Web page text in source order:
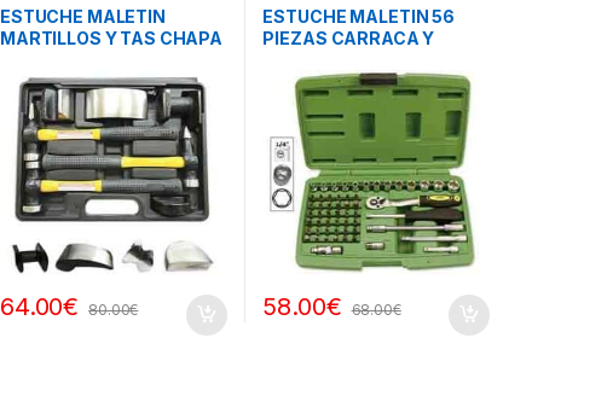
Pintura,Maletines Herramientas,
Extractores, Compresímetros,
otros
ESTUCHE MALETIN
MARTILLOS Y TAS CHAPA
64.00€ 80.00€
Herramientas De Mano,
Maletines Herramientas,
Extractores, Compresímetros,
ESTUCHE MALETIN 56
PIEZAS CARRACA Y
58.00€ 68.00€